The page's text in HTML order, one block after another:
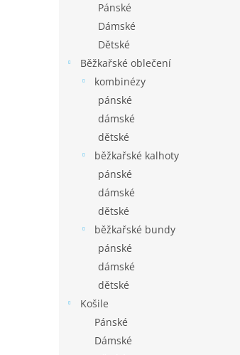
Pánské
Dámské
Dětské
Běžkařské oblečení
kombinézy
pánské
dámské
dětské
běžkařské kalhoty
pánské
dámské
dětské
běžkařské bundy
pánské
dámské
dětské
Košile
Pánské
Dámské